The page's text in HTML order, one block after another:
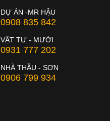
DỰ ÁN -MR HẬU
0908 835 842
VẬT TƯ - MƯỜI
0931 777 202
NHÀ THẦU - SƠN
0906 799 934